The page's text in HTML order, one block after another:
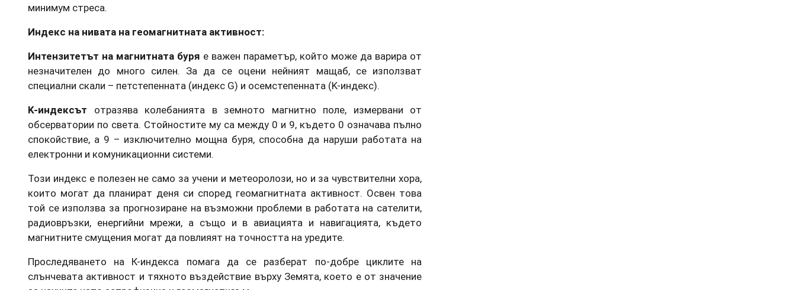
минимум стреса.
Индекс на нивата на геомагнитната активност:
Интензитетът на магнитната буря е важен параметър, който може да варира от
незначителен до много силен. За да се оцени нейният мащаб, се използват
специални скали – петстепенната (индекс G) и осемстепенната (K-индекс).
K-индексът отразява колебанията в земното магнитно поле, измервани от
обсерватории по света. Стойностите му са между 0 и 9, където 0 означава пълно
спокойствие, а 9 – изключително мощна буря, способна да наруши работата на
електронни и комуникационни системи.
Този индекс е полезен не само за учени и метеоролози, но и за чувствителни хора,
които могат да планират деня си според геомагнитната активност. Освен това
той се използва за прогнозиране на възможни проблеми в работата на сателити,
радиовръзки, енергийни мрежи, а също и в авиацията и навигацията, където
магнитните смущения могат да повлияят на точността на уредите.
Проследяването на К-индекса помага да се разберат по-добре циклите на
слънчевата активност и тяхното въздействие върху Земята, което е от значение